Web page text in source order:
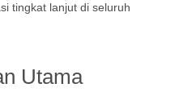
tingkat lanjut di seluruh
Utama